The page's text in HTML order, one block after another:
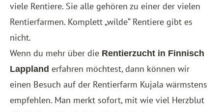
viele Rentiere. Sie alle gehören zu einer der vielen
Rentierfarmen. Komplett „wilde“ Rentiere gibt es
nicht.
Wenn du mehr über die Rentierzucht in Finnisch
Lappland erfahren möchtest, dann können wir
einen Besuch auf der Rentierfarm Kujala wärmstens
empfehlen. Man merkt sofort, mit wie viel Herzblut